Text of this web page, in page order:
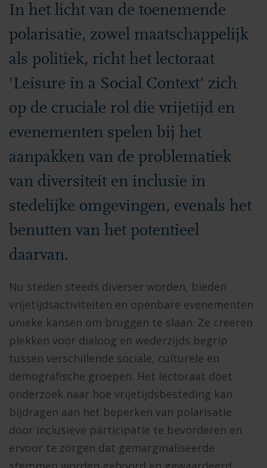
In het licht van de toenemende
polarisatie, zowel maatschappelijk
als politiek, richt het lectoraat
'Leisure in a Social Context' zich
op de cruciale rol die vrijetijd en
evenementen spelen bij het
aanpakken van de problematiek
van diversiteit en inclusie in
stedelijke omgevingen, evenals het
benutten van het potentieel
daarvan.
Nu steden steeds diverser worden, bieden
vrijetijdsactiviteiten en openbare evenementen
unieke kansen om bruggen te slaan. Ze creëren
plekken voor dialoog en wederzijds begrip
tussen verschillende sociale, culturele en
demografische groepen. Het lectoraat doet
onderzoek naar hoe vrijetijdsbesteding kan
bijdragen aan het beperken van polarisatie
door inclusieve participatie te bevorderen en
ervoor te zorgen dat gemarginaliseerde